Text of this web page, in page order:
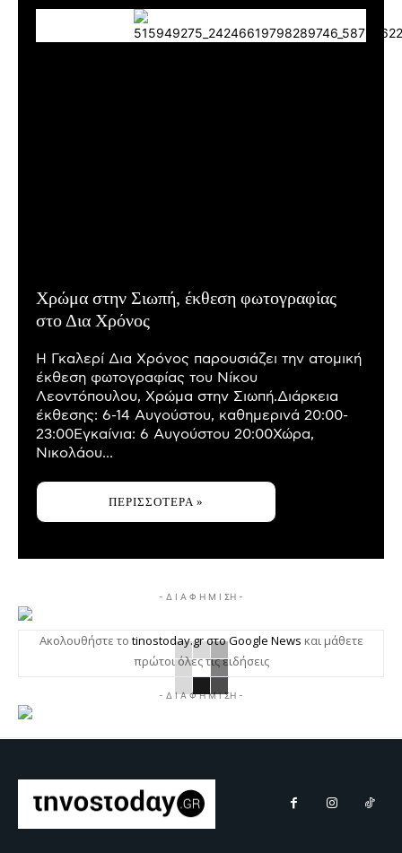
Χρώμα στην Σιωπή, έκθεση φωτογραφίας
στο Δια Χρόνος
Η Γκαλερί Δια Χρόνος παρουσιάζει την ατομική
έκθεση φωτογραφίας του Νίκου
Λεοντόπουλου, Χρώμα στην Σιωπή.Διάρκεια
έκθεσης: 6-14 Αυγούστου, καθημερινά 20:00-
23:00Εγκαίνια: 6 Αυγούστου 20:00Χώρα,
Νικολάου...
ΠΕΡΙΣΣΌΤΕΡΑ »
- Δ Ι Α Φ Η Μ Ι ΣΗ -
Ακολουθήστε το tinostoday.gr στο Google News και μάθετε
πρώτοι όλες τις ειδήσεις
- Δ Ι Α Φ Η Μ Ι ΣΗ -